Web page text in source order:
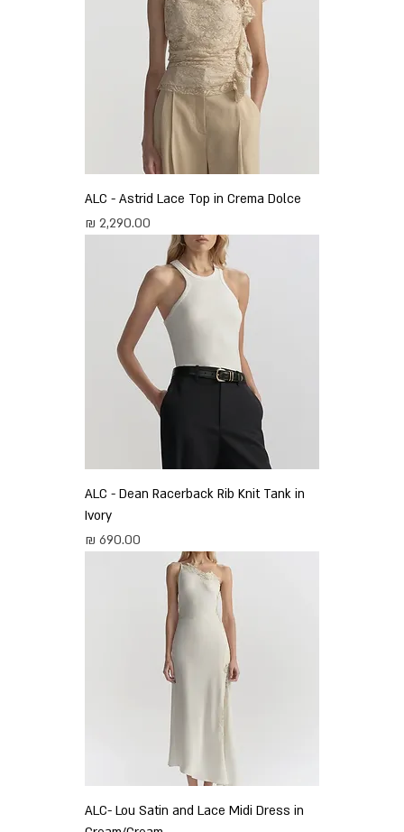
ALC - Astrid Lace Top in Crema Dolce
מחיר
ALC - Dean Racerback Rib Knit Tank in
Ivory
מחיר
ALC- Lou Satin and Lace Midi Dress in